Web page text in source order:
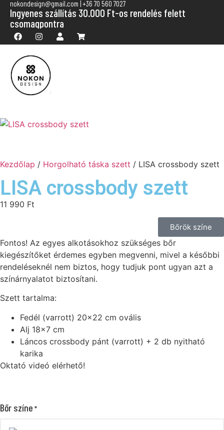
nokondesign@gmail.com | +36 70 560 7027
Ingyenes szállítás 30.000 Ft-os rendelés felett
csomagpontra
Kezdőlap / Horgolható táska szett / LISA crossbody szett
LISA crossbody szett
11 990 Ft
Bőrök színe
Fontos! Az egyes alkotásokhoz szükséges bőr
kiegészítőket érdemes egyben megvenni, mivel a későbbi
rendeléseknél nem biztos, hogy tudjuk pont ugyan azt a
színárnyalatot biztosítani.
Szett tartalma:
Fedél (varrott) 20×22 cm ovális
Alj 18×7 cm
Láncos crossbody pánt (varrott) + 2 db nyitható
karika
Oktató videó elérhető!
Bőr színe *